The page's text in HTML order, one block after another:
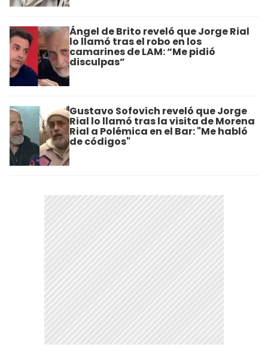
Ángel de Brito reveló que Jorge Rial
lo llamó tras el robo en los
camarines de LAM: “Me pidió
disculpas”
Gustavo Sofovich reveló que Jorge
Rial lo llamó tras la visita de Morena
Rial a Polémica en el Bar: "Me habló
de códigos"